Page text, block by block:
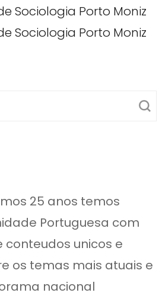
Sociologia Porto Moniz
Sociologia Porto Moniz
25 anos temos
Portuguesa com
conteudos unicos e
os temas mais atuais e
nacional